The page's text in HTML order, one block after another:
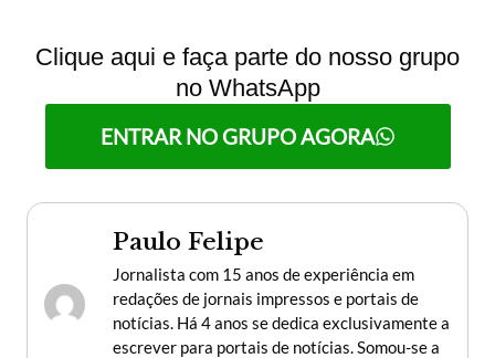
Clique aqui e faça parte do nosso grupo
no WhatsApp
ENTRAR NO GRUPO AGORA
Paulo Felipe
Jornalista com 15 anos de experiência em
redações de jornais impressos e portais de
notícias. Há 4 anos se dedica exclusivamente a
escrever para portais de notícias. Somou-se a